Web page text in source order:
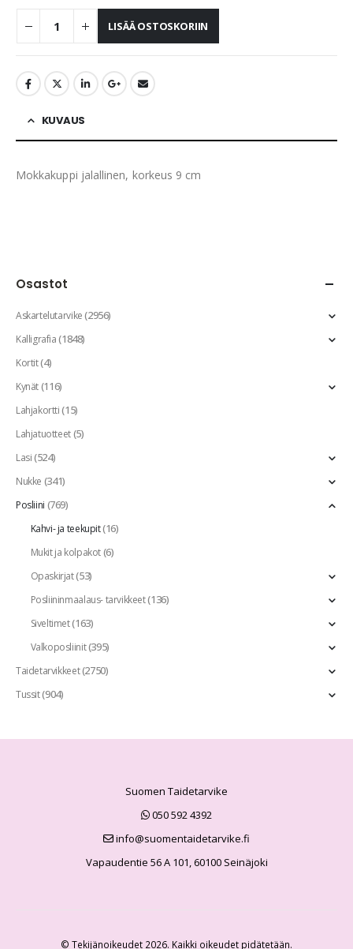
LISÄÄ OSTOSKORIIN
KUVAUS
Mokkakuppi jalallinen, korkeus 9 cm
Osastot
Askartelutarvike(2956)
Kalligrafia(1848)
Kortit(4)
Kynät(116)
Lahjakortti(15)
Lahjatuotteet(5)
Lasi(524)
Nukke (341)
Posliini (769)
Kahvi- ja teekupit(16)
Mukit ja kolpakot(6)
Opaskirjat(53)
Posliininmaalaus- tarvikkeet(136)
Siveltimet(163)
Valkoposliinit(395)
Taidetarvikkeet(2750)
Tussit(904)
Suomen Taidetarvike
050 592 4392
info@suomentaidetarvike.fi
Vapaudentie 56 A 101, 60100 Seinäjoki
© Tekijänoikeudet 2026. Kaikki oikeudet pidätetään.